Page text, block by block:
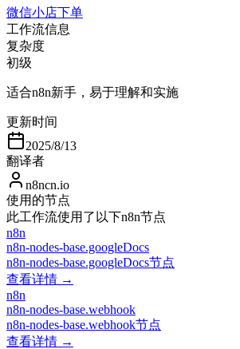
微信小店下单
工作流信息
复杂度
初级
适合n8n新手，易于理解和实施
更新时间
2025/8/13
翻译者
n8ncn.io
使用的节点
此工作流使用了以下n8n节点
n8n
n8n-nodes-base.googleDocs
n8n-nodes-base.googleDocs节点
查看详情 →
n8n
n8n-nodes-base.webhook
n8n-nodes-base.webhook节点
查看详情 →